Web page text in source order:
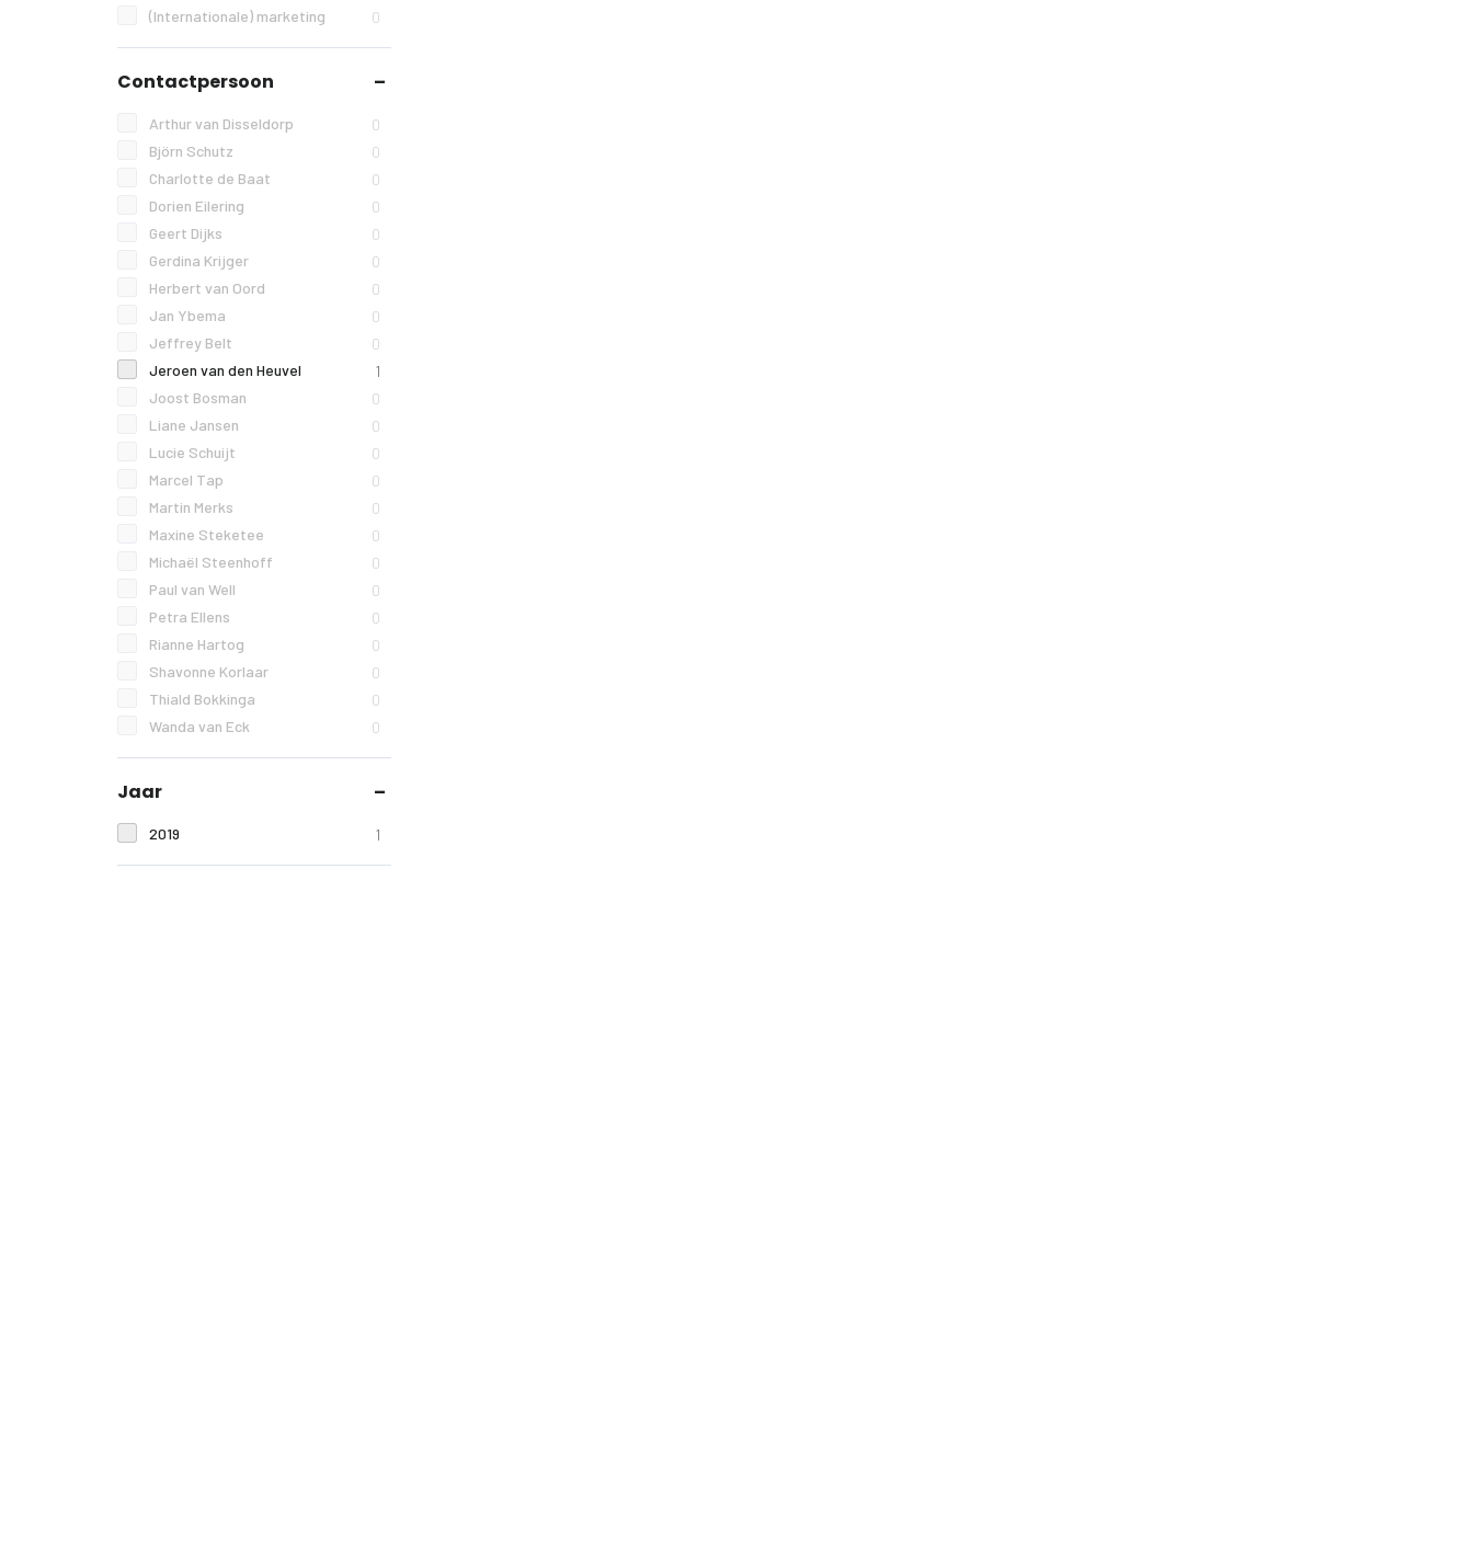
(Internationale) marketing 0
Contactpersoon
Arthur van Disseldorp 0
Björn Schutz 0
Charlotte de Baat 0
Dorien Eilering 0
Geert Dijks 0
Gerdina Krijger 0
Herbert van Oord 0
Jan Ybema 0
Jeffrey Belt 0
Jeroen van den Heuvel 1
Joost Bosman 0
Liane Jansen 0
Lucie Schuijt 0
Marcel Tap 0
Martin Merks 0
Maxine Steketee 0
Michaël Steenhoff 0
Paul van Well 0
Petra Ellens 0
Rianne Hartog 0
Shavonne Korlaar 0
Thiald Bokkinga 0
Wanda van Eck 0
Jaar
2019 1